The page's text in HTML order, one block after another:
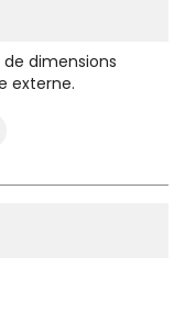
dimensions
externe.